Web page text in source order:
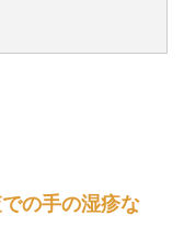
の手の湿疹な